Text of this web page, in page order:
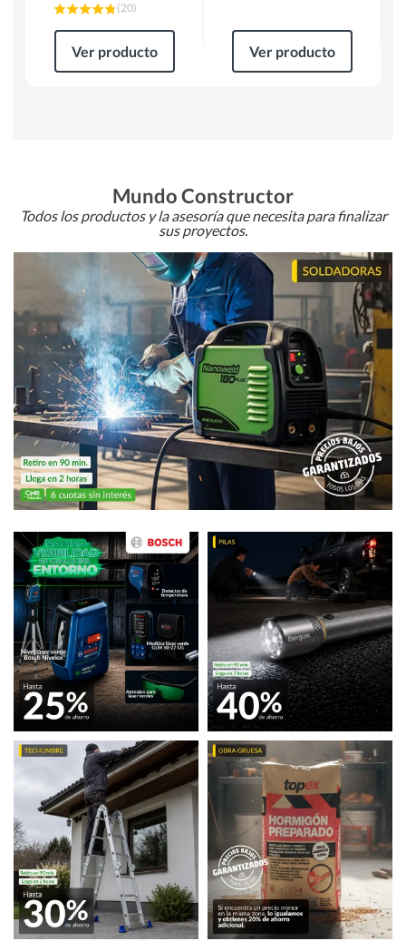
(20)
Ver producto Ver producto
Mundo Constructor
Todos los productos y la asesoría que necesita para finalizar
sus proyectos.